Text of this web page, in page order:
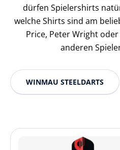
dürfen Spielershirts
welche Shirts sind am
Price, Peter Wright
anderen
WINMAU STEELDARTS